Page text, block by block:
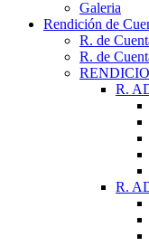
Galeria
Rendición de
R. de
R. de
R.
R.